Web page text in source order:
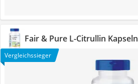
Fair & Pure L-Citrullin Kapseln
Vergleichssieger